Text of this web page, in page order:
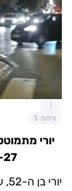
צילום: 3
יורי
27-א' לחוק זכויות יוצרים